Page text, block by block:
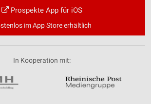
Prospekte App für iOS
im App Store erhältlich
In Kooperation mit: